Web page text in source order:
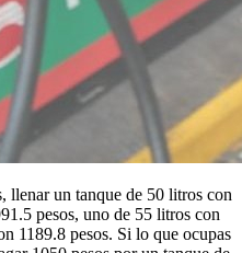
llenar un tanque de 50 litros con
pesos, uno de 55 litros con
1189.8 pesos. Si lo que ocupas